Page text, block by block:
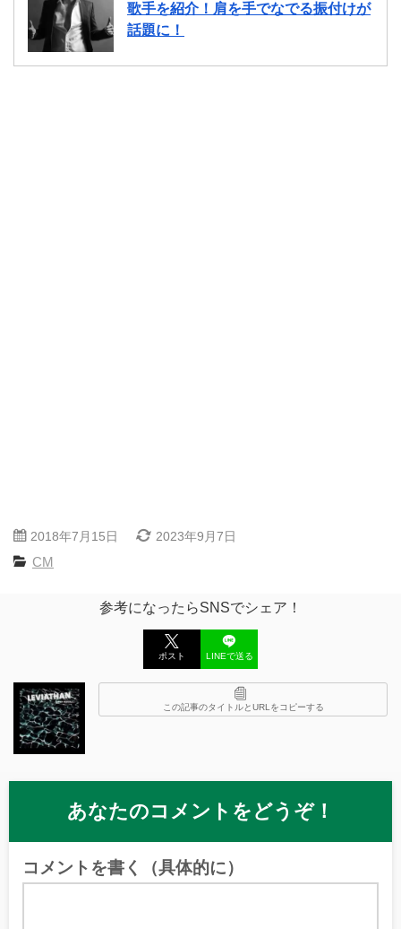
歌手を紹介！肩を手でなでる振付けが
話題に！
2018年7月15日 2023年9月7日
CM
参考になったらSNSでシェア！
ポスト LINEで送る
この記事のタイトルとURLをコピーする
あなたのコメントをどうぞ！
コメントを書く（具体的に）